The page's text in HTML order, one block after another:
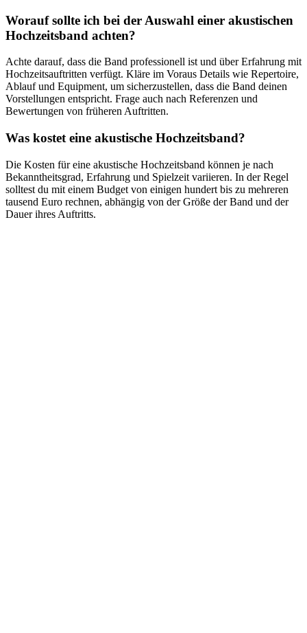
Worauf sollte ich bei der Auswahl einer akustischen
Hochzeitsband achten?
Achte darauf, dass die Band professionell ist und über Erfahrung mit
Hochzeitsauftritten verfügt. Kläre im Voraus Details wie Repertoire,
Ablauf und Equipment, um sicherzustellen, dass die Band deinen
Vorstellungen entspricht. Frage auch nach Referenzen und
Bewertungen von früheren Auftritten.
Was kostet eine akustische Hochzeitsband?
Die Kosten für eine akustische Hochzeitsband können je nach
Bekanntheitsgrad, Erfahrung und Spielzeit variieren. In der Regel
solltest du mit einem Budget von einigen hundert bis zu mehreren
tausend Euro rechnen, abhängig von der Größe der Band und der
Dauer ihres Auftritts.